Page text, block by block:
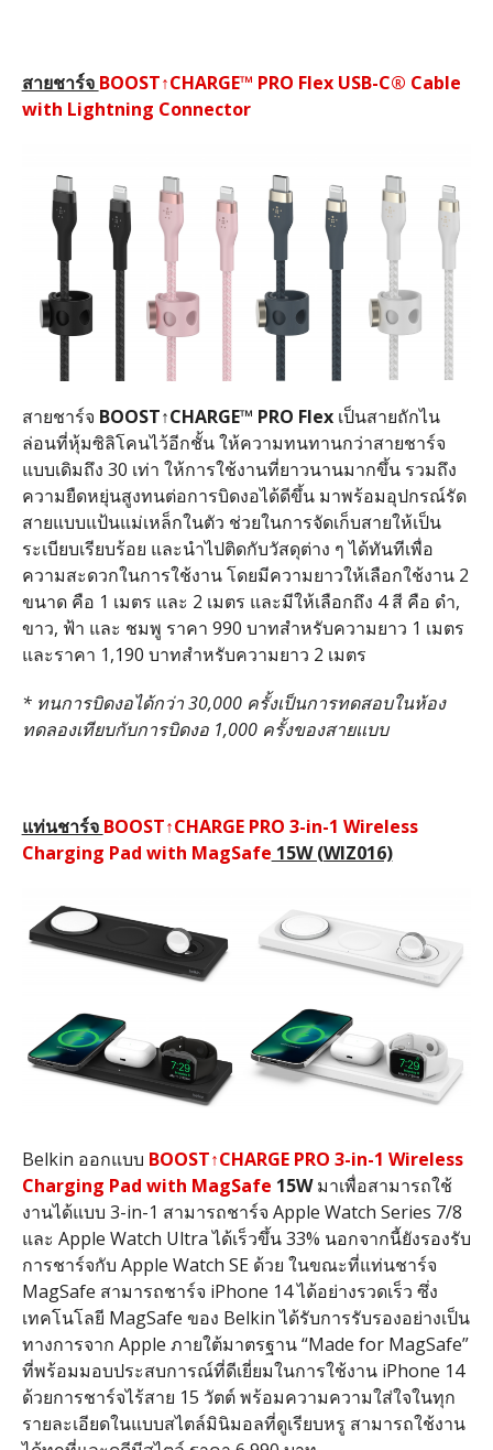
สายชาร์จ BOOST↑CHARGE™ PRO Flex USB-C® Cable
with Lightning Connector
สายชาร์จ BOOST↑CHARGE™ PRO Flexเป็นสายถักไน
ล่อนที่หุ้มซิลิโคนไว้อีกชั้น ให้ความทนทานกว่าสายชาร์จ
แบบเดิมถึง 30 เท่า ให้การใช้งานที่ยาวนานมากขึ้น รวมถึง
ความยืดหยุ่นสูงทนต่อการบิดงอได้ดีขึ้น มาพร้อมอุปกรณ์รัด
สายแบบแป้นแม่เหล็กในตัว ช่วยในการจัดเก็บสายให้เป็น
ระเบียบเรียบร้อย และนำไปติดกับวัสดุต่าง ๆ ได้ทันทีเพื่อ
ความสะดวกในการใช้งาน โดยมีความยาวให้เลือกใช้งาน 2
ขนาด คือ 1 เมตร และ 2 เมตร และมีให้เลือกถึง 4 สี คือ ดำ,
ขาว, ฟ้า และ ชมพู ราคา 990 บาทสำหรับความยาว 1 เมตร
และราคา 1,190 บาทสำหรับความยาว 2 เมตร
* ทนการบิดงอได้กว่า 30,000 ครั้งเป็นการทดสอบในห้อง
ทดลองเทียบกับการบิดงอ 1,000 ครั้งของสายแบบ
แท่นชาร์จ BOOST↑CHARGE PRO 3-in-1 Wireless
Charging Pad with MagSafe 15W (WIZ016)
Belkin ออกแบบ BOOST↑CHARGE PRO 3-in-1 Wireless
Charging Pad with MagSafe 15Wมาเพื่อสามารถใช้
งานได้แบบ 3-in-1 สามารถชาร์จ Apple Watch Series 7/8
และ Apple Watch Ultra ได้เร็วขึ้น 33% นอกจากนี้ยังรองรับ
การชาร์จกับ Apple Watch SE ด้วย ในขณะที่แท่นชาร์จ
MagSafe สามารถชาร์จ iPhone 14 ได้อย่างรวดเร็ว ซึ่ง
เทคโนโลยี MagSafe ของ Belkin ได้รับการรับรองอย่างเป็น
ทางการจาก Apple ภายใต้มาตรฐาน “Made for MagSafe”
ที่พร้อมมอบประสบการณ์ที่ดีเยี่ยมในการใช้งาน iPhone 14
ด้วยการชาร์จไร้สาย 15 วัตต์ พร้อมความความใส่ใจในทุก
รายละเอียดในแบบสไตล์มินิมอลที่ดูเรียบหรู สามารถใช้งาน